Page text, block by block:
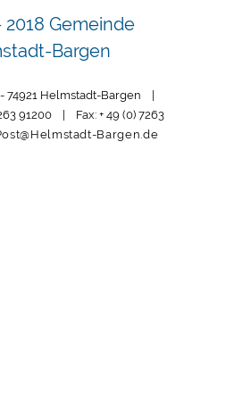
2018 Gemeinde
Bargen
74921 Helmstadt-Bargen |
91200 | Fax: + 49 (0) 7263
Bargen.de